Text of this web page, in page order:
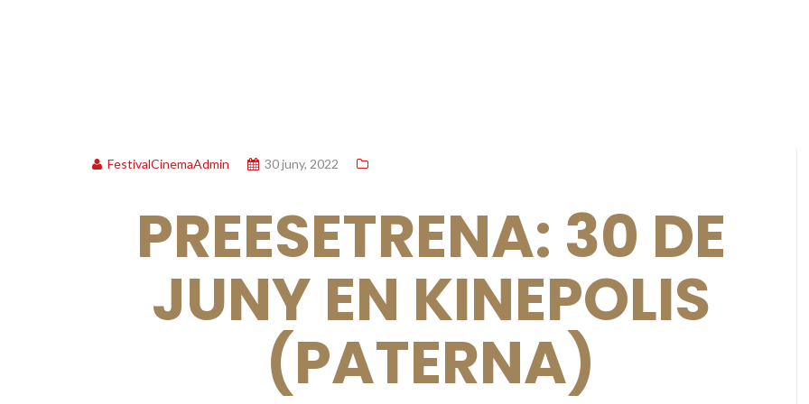
FestivalCinemaAdmin 30 juny, 2022
PREESETRENA: 30 DE
JUNY EN KINEPOLIS
(PATERNA)